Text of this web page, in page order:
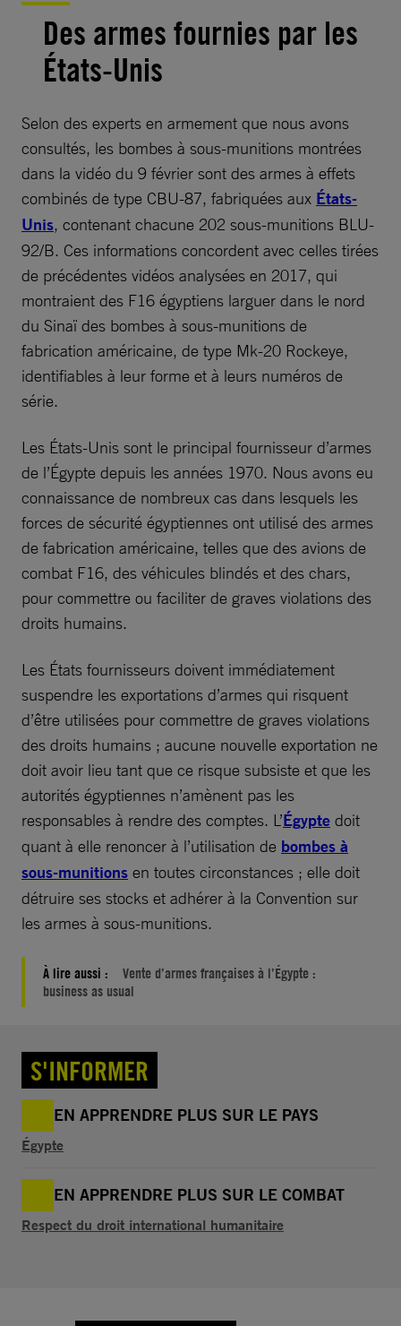
Des armes fournies par les
États-Unis
Selon des experts en armement que nous avons
consultés, les bombes à sous-munitions montrées
dans la vidéo du 9 février sont des armes à effets
combinés de type CBU-87, fabriquées aux États-
Unis, contenant chacune 202 sous-munitions BLU-
92/B. Ces informations concordent avec celles tirées
de précédentes vidéos analysées en 2017, qui
montraient des F16 égyptiens larguer dans le nord
du Sinaï des bombes à sous-munitions de
fabrication américaine, de type Mk-20 Rockeye,
identifiables à leur forme et à leurs numéros de
série.
Les États-Unis sont le principal fournisseur d’armes
de l’Égypte depuis les années 1970. Nous avons eu
connaissance de nombreux cas dans lesquels les
forces de sécurité égyptiennes ont utilisé des armes
de fabrication américaine, telles que des avions de
combat F16, des véhicules blindés et des chars,
pour commettre ou faciliter de graves violations des
droits humains.
Les États fournisseurs doivent immédiatement
suspendre les exportations d’armes qui risquent
d’être utilisées pour commettre de graves violations
des droits humains ; aucune nouvelle exportation ne
doit avoir lieu tant que ce risque subsiste et que les
autorités égyptiennes n’amènent pas les
responsables à rendre des comptes. L’Égypte doit
quant à elle renoncer à l’utilisation de bombes à
sous-munitions en toutes circonstances ; elle doit
détruire ses stocks et adhérer à la Convention sur
les armes à sous-munitions.
À lire aussi :
Vente d’armes françaises à l’Égypte :
business as usual
S'INFORMER
EN APPRENDRE PLUS SUR LE PAYS
Égypte
EN APPRENDRE PLUS SUR LE COMBAT
Respect du droit international humanitaire